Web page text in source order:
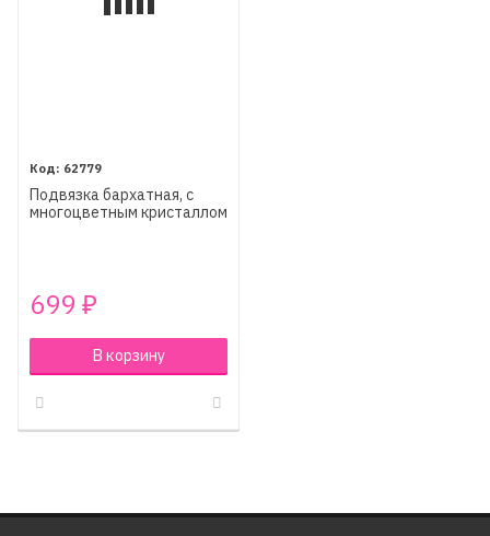
62779
Подвязка бархатная, с
многоцветным кристаллом
699 ₽
В корзину